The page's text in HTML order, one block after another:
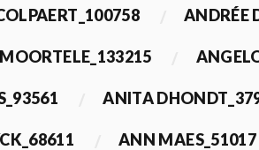
ANDRÉE
ANITA
ANN MAES_51017